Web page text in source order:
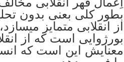
بطور کلى بعنى بدون
از انقلابى متمايز
بورژوايى است که از
معنايش اين است که